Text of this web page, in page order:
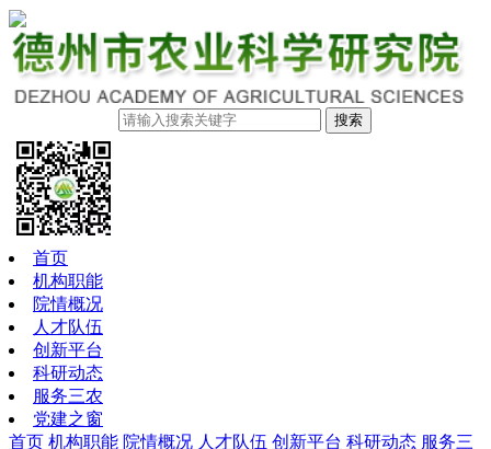
搜索
首页
机构职能
院情概况
人才队伍
创新平台
科研动态
服务三农
党建之窗
首页 机构职能 院情概况 人才队伍 创新平台 科研动态 服务三